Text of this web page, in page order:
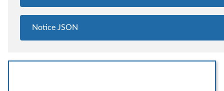
Notice JSON